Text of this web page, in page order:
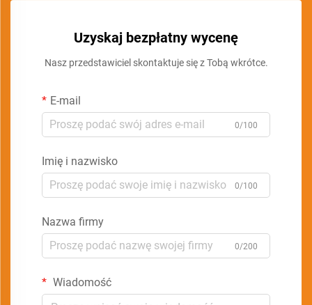
Uzyskaj bezpłatny wycenę
Nasz przedstawiciel skontaktuje się z Tobą wkrótce.
E-mail
0/100
Imię i nazwisko
0/100
Nazwa firmy
0/200
Wiadomość